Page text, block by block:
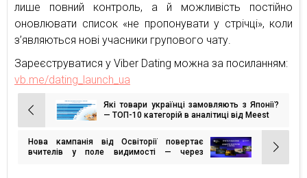
лише повний контроль, а й можливість постійно
оновлювати список «не пропонувати у стрічці», коли
з’являються нові учасники групового чату.
Зареєструватися у Viber Dating можна за посиланням:
vb.me/dating_launch_ua
Навігація
записів
Які товари українці замовляють з Японії?
— ТОП-10 категорій в аналітиці від Meest
Нова кампанія від Освіторії повертає
вчителів у поле видимості — через